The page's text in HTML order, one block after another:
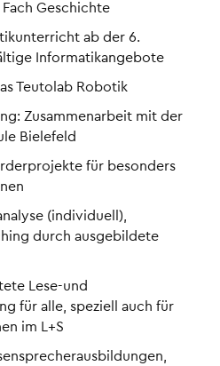
Geschichte
ab der 6.
Informatikangebote
Teutolab Robotik
Zusammenarbeit mit der
Bielefeld
für besonders
(individuell),
durch ausgebildete
Lese-und
für alle, speziell auch für
im L+S